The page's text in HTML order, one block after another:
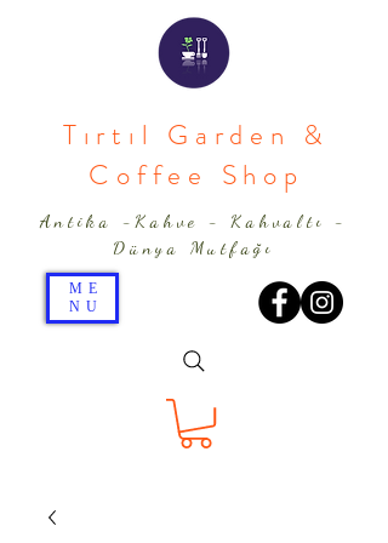
Tırtıl Garden &
Coffee Shop
ME
NU
Antika -Kahve - Kahvaltı -
Dünya Mutfağı